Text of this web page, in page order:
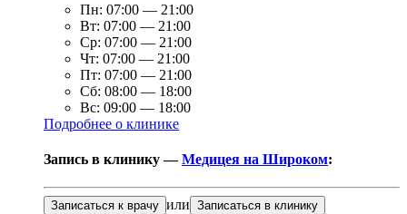
Пн: 07:00 — 21:00
Вт: 07:00 — 21:00
Ср: 07:00 — 21:00
Чт: 07:00 — 21:00
Пт: 07:00 — 21:00
Сб: 08:00 — 18:00
Вс: 09:00 — 18:00
Подробнее о клинике
Запись в клинику —Медицея на Широком:
Записаться к врачу или Записаться в клинику